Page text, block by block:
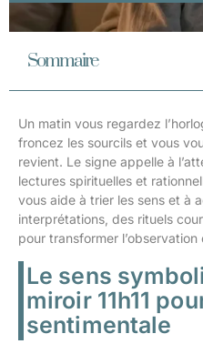
Sommaire
Un matin vous regardez
froncez les sourcils et vous
revient. Le signe appelle à
lectures spirituelles et
vous aide à trier les sens et à
interprétations, des rituels
pour transformer
Le sens
miroir 11h11
sentimentale